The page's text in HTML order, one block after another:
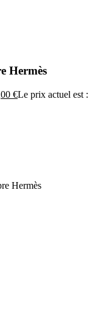
Hermès
€Le prix actuel est :
Hermès